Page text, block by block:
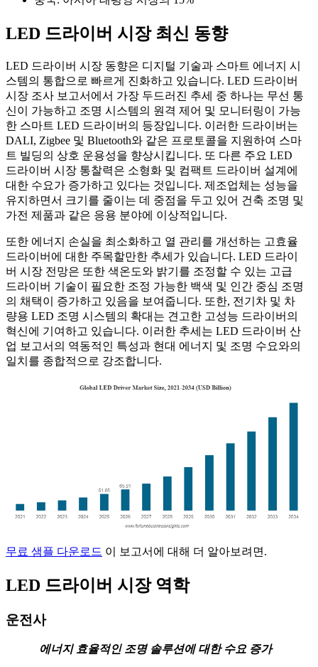
LED 드라이버 시장 최신 동향
LED 드라이버 시장 동향은 디지털 기술과 스마트 에너지 시
스템의 통합으로 빠르게 진화하고 있습니다. LED 드라이버
시장 조사 보고서에서 가장 두드러진 추세 중 하나는 무선 통
신이 가능하고 조명 시스템의 원격 제어 및 모니터링이 가능
한 스마트 LED 드라이버의 등장입니다. 이러한 드라이버는
DALI, Zigbee 및 Bluetooth와 같은 프로토콜을 지원하여 스마
트 빌딩의 상호 운용성을 향상시킵니다. 또 다른 주요 LED
드라이버 시장 통찰력은 소형화 및 컴팩트 드라이버 설계에
대한 수요가 증가하고 있다는 것입니다. 제조업체는 성능을
유지하면서 크기를 줄이는 데 중점을 두고 있어 건축 조명 및
가전 제품과 같은 응용 분야에 이상적입니다.
또한 에너지 손실을 최소화하고 열 관리를 개선하는 고효율
드라이버에 대한 주목할만한 추세가 있습니다. LED 드라이
버 시장 전망은 또한 색온도와 밝기를 조정할 수 있는 고급
드라이버 기술이 필요한 조정 가능한 백색 및 인간 중심 조명
의 채택이 증가하고 있음을 보여줍니다. 또한, 전기차 및 차
량용 LED 조명 시스템의 확대는 견고한 고성능 드라이버의
혁신에 기여하고 있습니다. 이러한 추세는 LED 드라이버 산
업 보고서의 역동적인 특성과 현대 에너지 및 조명 수요와의
일치를 종합적으로 강조합니다.
무료 샘플 다운로드 이 보고서에 대해 더 알아보려면.
LED 드라이버 시장 역학
운전사
에너지 효율적인 조명 솔루션에 대한 수요 증가